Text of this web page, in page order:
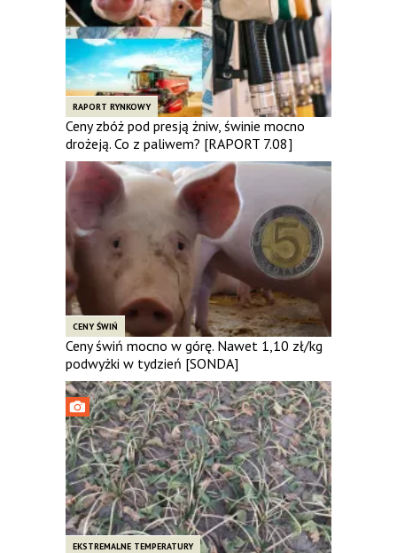
RAPORT RYNKOWY
Ceny zbóż pod presją żniw, świnie mocno
drożeją. Co z paliwem? [RAPORT 7.08]
CENY ŚWIŃ
Ceny świń mocno w górę. Nawet 1,10 zł/kg
podwyżki w tydzień [SONDA]
EKSTREMALNE TEMPERATURY